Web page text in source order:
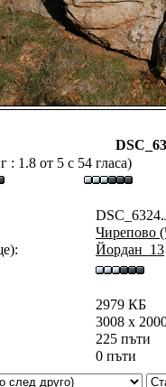
: 1.8 от 5 с 54 гласа)
Чирепово
Йордан_13
2979 КБ
3008 x
225 пъти
0 пъти